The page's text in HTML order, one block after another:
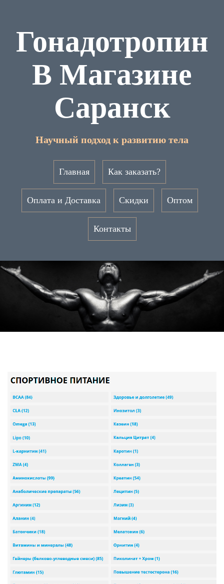
Гонадотропин
В Магазине
Саранск
Научный подход к развитию тела
Главная Как заказать?
Оплата и Доставка Скидки Оптом
Контакты